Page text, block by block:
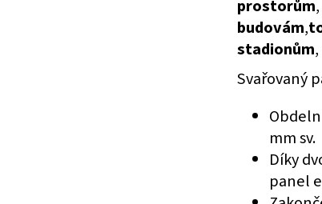
prostorům,
budovám,
stadionům
Svařovaný
mm sv.
Díky
panel
TZV. ,,PSANÍČKO" Š. 3600